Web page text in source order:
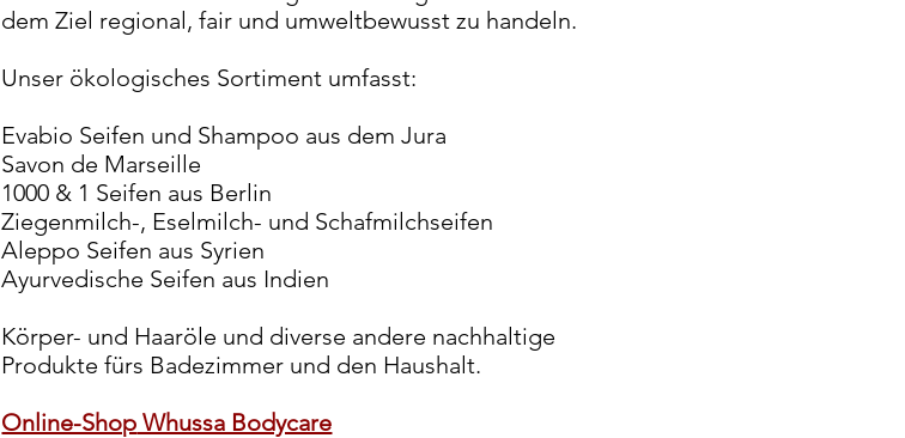
dem Ziel regional, fair und umweltbewusst zu handeln.
Unser ökologisches Sortiment umfasst:
Evabio Seifen und Shampoo aus dem Jura
Savon de Marseille
1000 & 1 Seifen aus Berlin
Ziegenmilch-, Eselmilch- und Schafmilchseifen
Aleppo Seifen aus Syrien
Ayurvedische Seifen aus Indien
Körper- und Haaröle und diverse andere nachhaltige
Produkte fürs Badezimmer und den Haushalt.
Online-Shop Whussa Bodycare